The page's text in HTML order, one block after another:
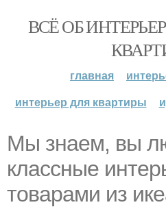
ВСЁ ОБ
главная
интерьер для квартиры
Мы знаем, вы
классные
товарами из